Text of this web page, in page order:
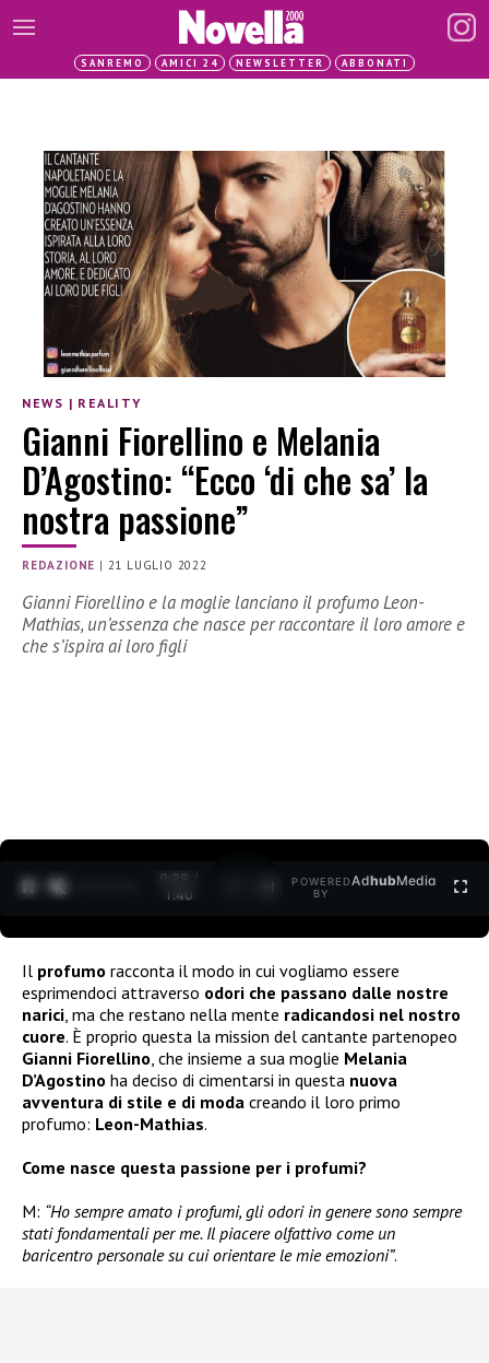
SANREMO AMICI 24 NEWSLETTER ABBONATI
NEWS | REALITY
Gianni Fiorellino e Melania
D’Agostino: “Ecco ‘di che sa’ la
nostra passione”
REDAZIONE | 21 LUGLIO 2022
Gianni Fiorellino e la moglie lanciano il profumo Leon-
Mathias, un’essenza che nasce per raccontare il loro amore e
che s’ispira ai loro figli
0:30 /
1:40
POWERED
BY
AdhubMedia
Il profumo racconta il modo in cui vogliamo essere
esprimendoci attraverso odori che passano dalle nostre
narici , ma che restano nella mente radicandosi nel nostro
cuore. È proprio questa la mission del cantante partenopeo
Gianni Fiorellino , che insieme a sua moglie Melania
D’Agostino ha deciso di cimentarsi in questa nuova
avventura di stile e di moda creando il loro primo
profumo: Leon-Mathias.
Come nasce questa passione per i profumi?
M: “Ho sempre amato i profumi, gli odori in genere sono sempre
stati fondamentali per me. Il piacere olfattivo come un
baricentro personale su cui orientare le mie emozioni”.